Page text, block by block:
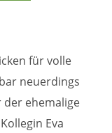
für volle
neuerdings
der ehemalige
Eva